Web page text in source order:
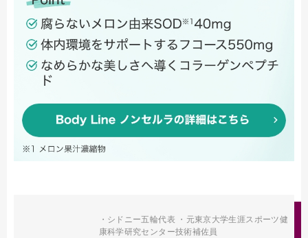
・シドニー五輪代表 ・元東京大学生涯スポーツ健
康科学研究センター技術補佐員